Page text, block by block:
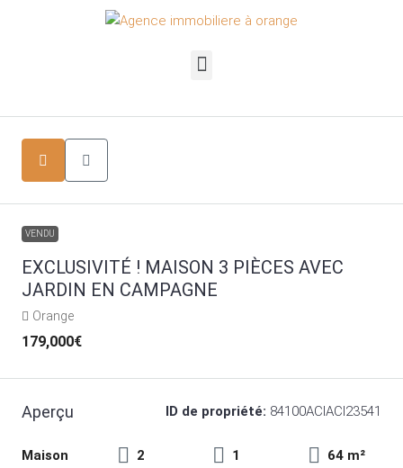
VENDU
EXCLUSIVITÉ ! MAISON 3 PIÈCES AVEC
JARDIN EN CAMPAGNE
Orange
179,000€
Aperçu ID de propriété: 84100ACIACI23541
Maison
2
1
64 m²